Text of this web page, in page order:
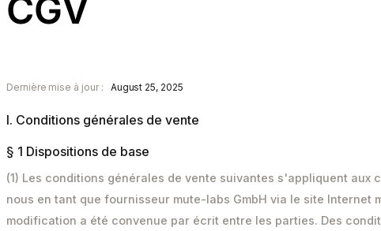
CGV
Dernière mise à jour : August 25, 2025
I. Conditions générales de vente
§ 1 Dispositions de base
(1) Les conditions générales de vente suivantes s'appliquent aux
nous en tant que fournisseur mute-labs GmbH via le site Internet
modification a été convenue par écrit entre les parties. Des